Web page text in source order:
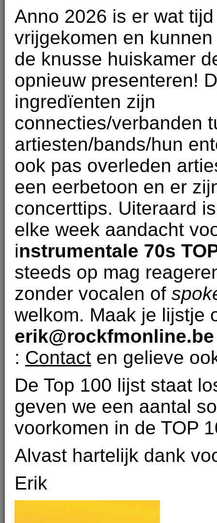
Anno 2026 is er wat tijd
vrijgekomen en
de knusse huiskamer
opnieuw presenteren!
ingredïenten zijn
connecties/verbanden
artiesten/bands/hun
ook pas overleden
een eerbetoon en er
concerttips. Uiteraard
elke week aandacht
instrumentale 70s
steeds op mag
zonder vocalen of
welkom. Maak je lijstje
: Contact en gelieve
De Top 100 lijst staat
geven we een aantal
voorkomen in de TOP
Alvast hartelijk dank
Erik